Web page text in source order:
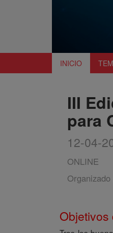
INICIO
III
para
12-04-
ONLINE
Organizado